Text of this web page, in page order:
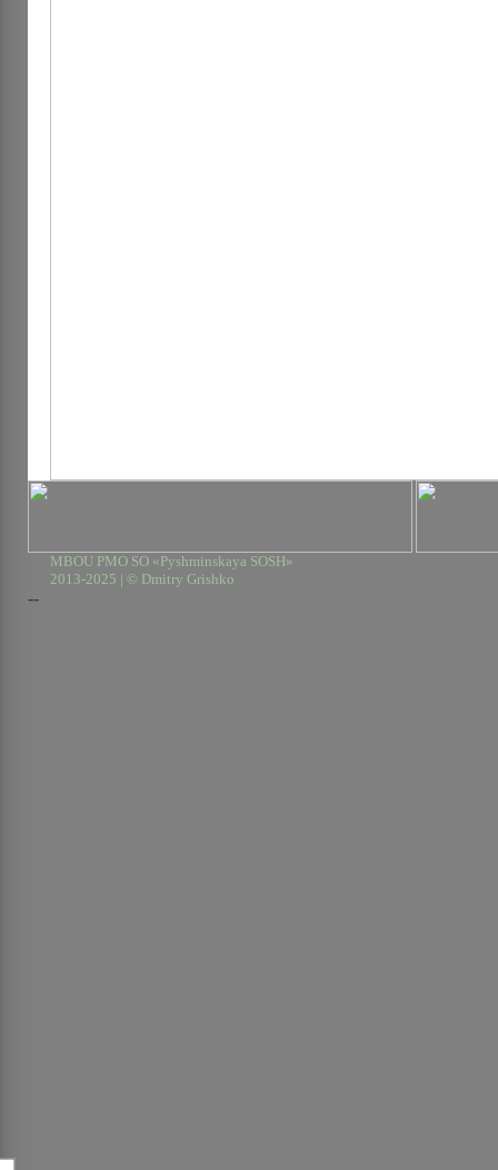
MBOU PMO SO «Pyshminskaya SOSH»
2013-2025 | © Dmitry Grishko
--